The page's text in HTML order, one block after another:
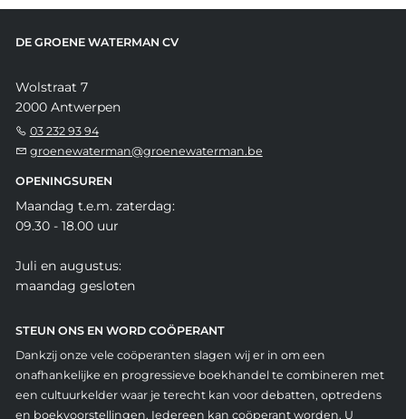
DE GROENE WATERMAN CV
Wolstraat 7
2000 Antwerpen
03 232 93 94
groenewaterman@groenewaterman.be
OPENINGSUREN
Maandag t.e.m. zaterdag:
09.30 - 18.00 uur
Juli en augustus:
maandag gesloten
STEUN ONS EN WORD COÖPERANT
Dankzij onze vele coöperanten slagen wij er in om een
onafhankelijke en progressieve boekhandel te combineren met
een cultuurkelder waar je terecht kan voor debatten, optredens
en boekvoorstellingen. Iedereen kan coöperant worden. U